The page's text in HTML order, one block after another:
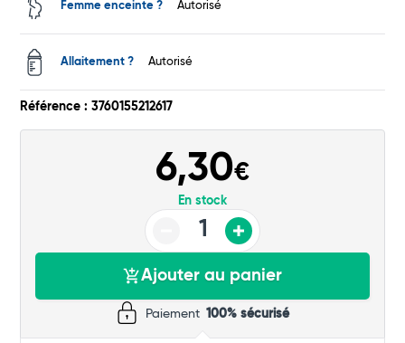
Femme enceinte ? Autorisé
Allaitement ? Autorisé
Référence : 3760155212617
6,30€
En stock
Ajouter au panier
Paiement 100% sécurisé